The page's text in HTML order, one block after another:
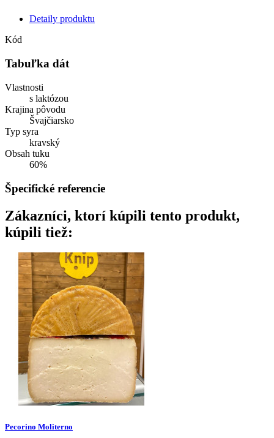
Detaily produktu
Kód
Tabuľka dát
Vlastnosti
s laktózou
Krajina pôvodu
Švajčiarsko
Typ syra
kravský
Obsah tuku
60%
Špecifické referencie
Zákazníci, ktorí kúpili tento produkt,
kúpili tiež:
Pecorino Moliterno